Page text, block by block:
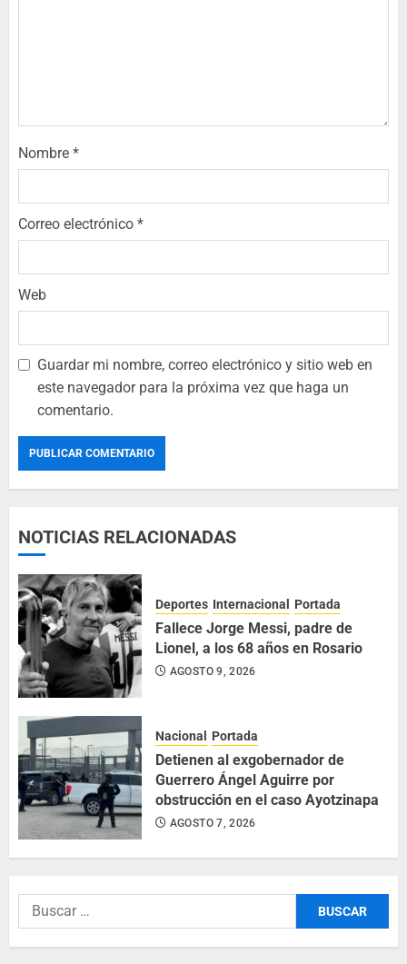
Nombre *
Correo electrónico *
Web
Guardar mi nombre, correo electrónico y sitio web en
este navegador para la próxima vez que haga un
comentario.
NOTICIAS RELACIONADAS
Deportes Internacional Portada
Fallece Jorge Messi, padre de
Lionel, a los 68 años en Rosario
AGOSTO 9, 2026
Nacional Portada
Detienen al exgobernador de
Guerrero Ángel Aguirre por
obstrucción en el caso Ayotzinapa
AGOSTO 7, 2026